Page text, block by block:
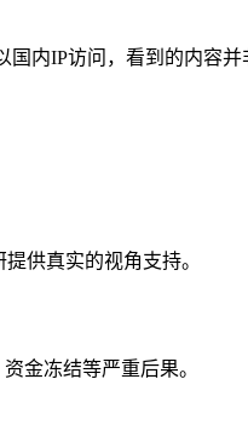
内IP访问，看到的内容并
供真实的视角支持。
金冻结等严重后果。